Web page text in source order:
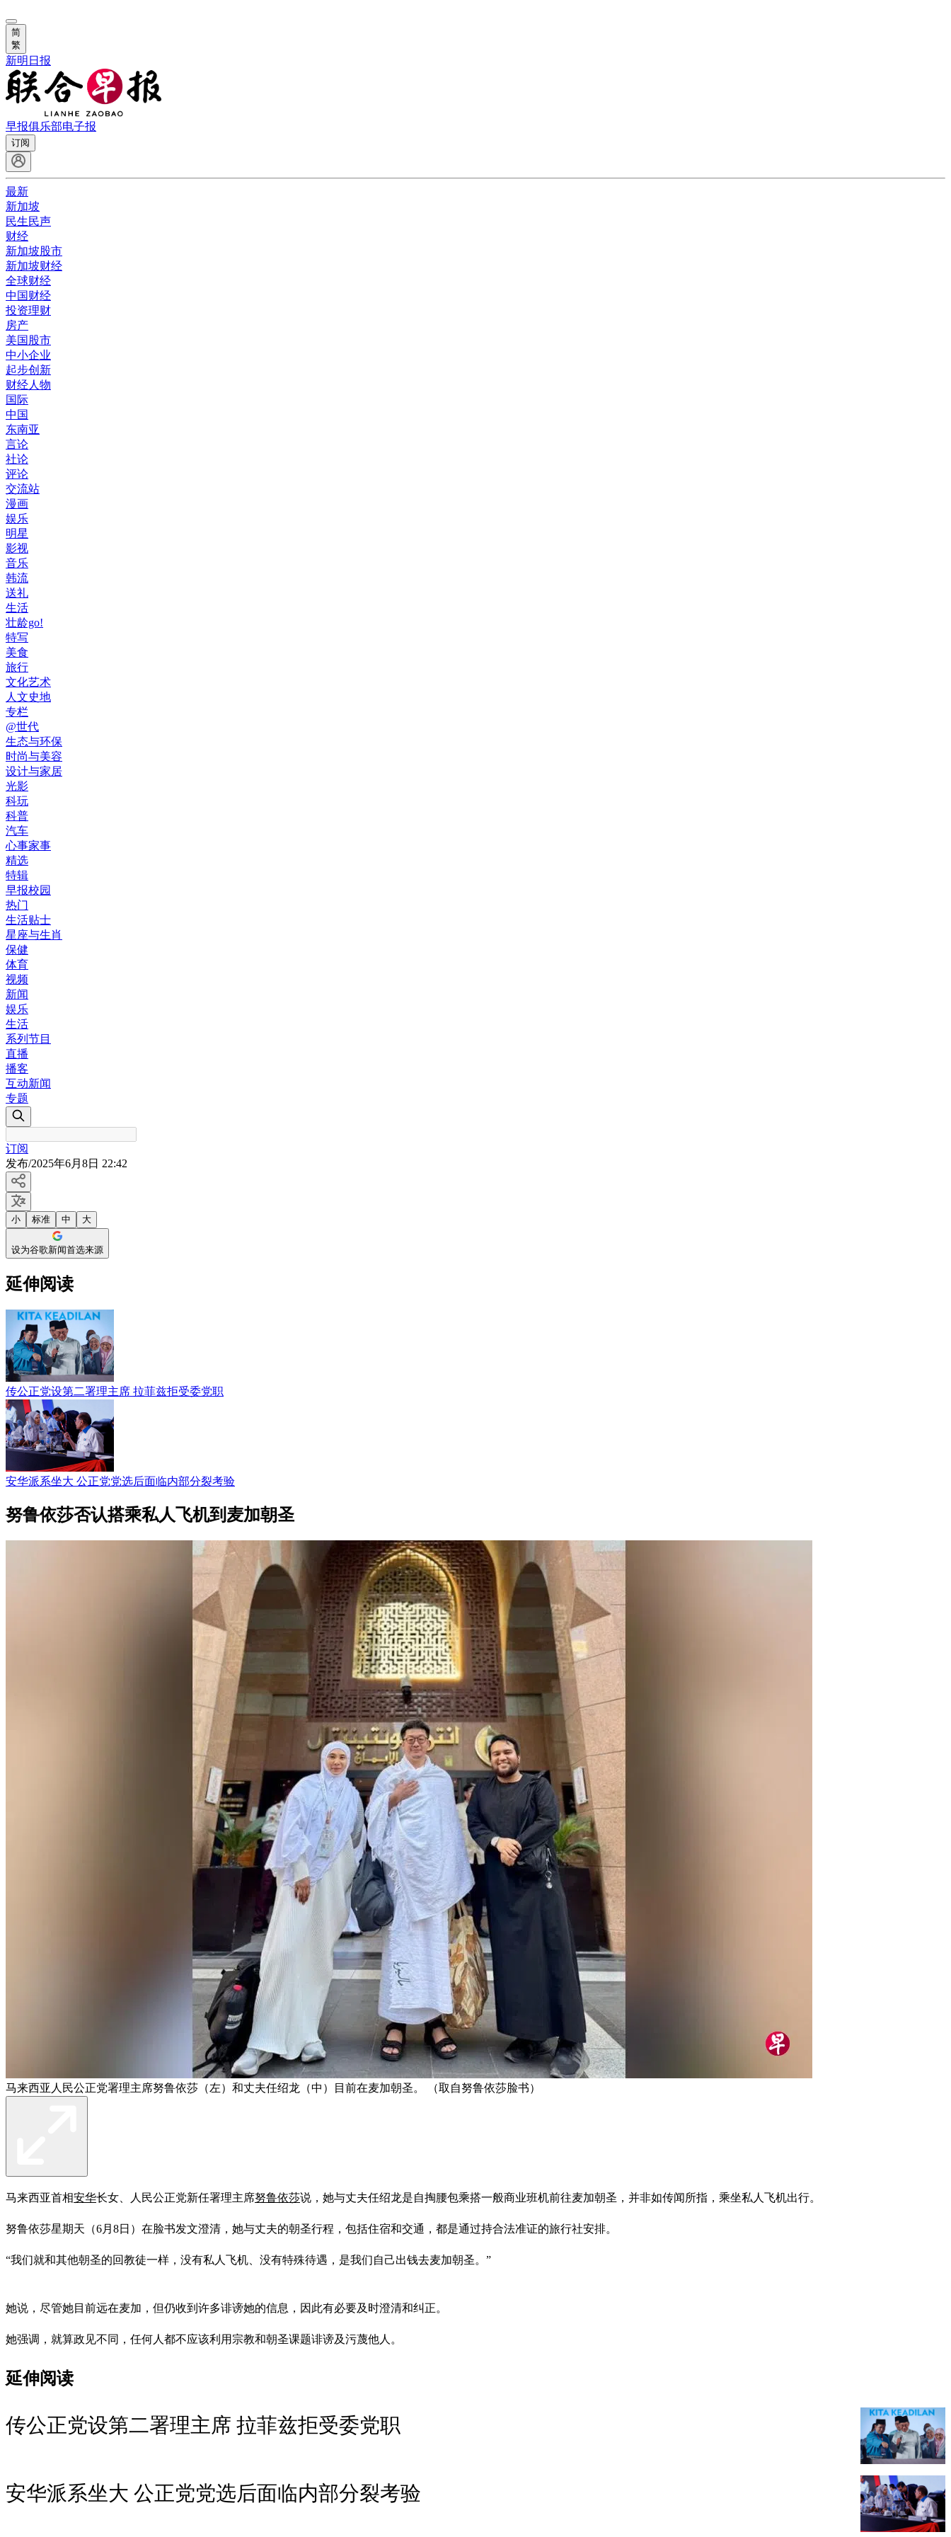
简
繁
新明日报
早报俱乐部电子报
订阅
最新
新加坡
民生民声
财经
新加坡股市
新加坡财经
全球财经
中国财经
投资理财
房产
美国股市
中小企业
起步创新
财经人物
国际
中国
东南亚
言论
社论
评论
交流站
漫画
娱乐
明星
影视
音乐
韩流
送礼
生活
壮龄go!
特写
美食
旅行
文化艺术
人文史地
专栏
@世代
生态与环保
时尚与美容
设计与家居
光影
科玩
科普
汽车
心事家事
精选
特辑
早报校园
热门
生活贴士
星座与生肖
保健
体育
视频
新闻
娱乐
生活
系列节目
直播
播客
互动新闻
专题
订阅
发布/2025年6月8日 22:42
小 标准 中 大
设为谷歌新闻首选来源
延伸阅读
传公正党设第二署理主席 拉菲兹拒受委党职
安华派系坐大 公正党党选后面临内部分裂考验
努鲁依莎否认搭乘私人飞机到麦加朝圣
马来西亚人民公正党署理主席努鲁依莎（左）和丈夫任绍龙（中）目前在麦加朝圣。 （取自努鲁依莎脸书）
马来西亚首相安华长女、人民公正党新任署理主席努鲁依莎说，她与丈夫任绍龙是自掏腰包乘搭一般商业班机前往麦加朝圣，并非如传闻所指，乘坐私人飞机出行。
努鲁依莎星期天（6月8日）在脸书发文澄清，她与丈夫的朝圣行程，包括住宿和交通，都是通过持合法准证的旅行社安排。
“我们就和其他朝圣的回教徒一样，没有私人飞机、没有特殊待遇，是我们自己出钱去麦加朝圣。”
她说，尽管她目前远在麦加，但仍收到许多诽谤她的信息，因此有必要及时澄清和纠正。
她强调，就算政见不同，任何人都不应该利用宗教和朝圣课题诽谤及污蔑他人。
延伸阅读
传公正党设第二署理主席 拉菲兹拒受委党职
安华派系坐大 公正党党选后面临内部分裂考验